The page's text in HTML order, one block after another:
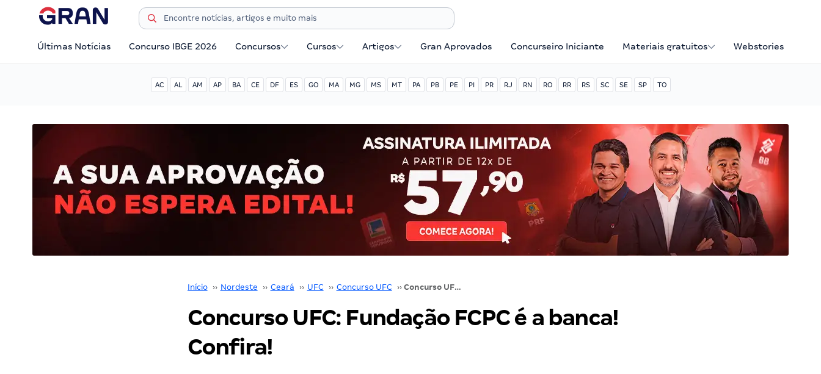
Últimas Notícias Concurso IBGE 2026 Concursos Cursos Artigos Gran Aprovados Concurseiro Iniciante Materiais gratuitos Webstories
AC AL AM AP BA CE DF ES GO MA MG MS MT PA PB PE PI PR RJ RN RO RR RS SC SE SP TO
Início ›› Nordeste ›› Ceará ›› UFC ›› Concurso UFC ›› Concurso UFC: Fundação FCPC é a banca! Confira!
Concurso UFC: Fundação FCPC é a banca!
Confira!